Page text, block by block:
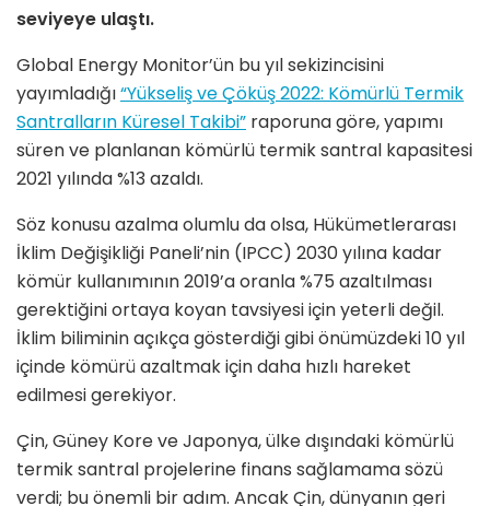
seviyeye ulaştı.
Global Energy Monitor’ün bu yıl sekizincisini
yayımladığı“Yükseliş ve Çöküş 2022: Kömürlü Termik
Santralların Küresel Takibi” raporuna göre, yapımı
süren ve planlanan kömürlü termik santral kapasitesi
2021 yılında %13 azaldı.
Söz konusu azalma olumlu da olsa, Hükümetlerarası
İklim Değişikliği Paneli’nin (IPCC) 2030 yılına kadar
kömür kullanımının 2019’a oranla %75 azaltılması
gerektiğini ortaya koyan tavsiyesi için yeterli değil.
İklim biliminin açıkça gösterdiği gibi önümüzdeki 10 yıl
içinde kömürü azaltmak için daha hızlı hareket
edilmesi gerekiyor.
Çin, Güney Kore ve Japonya, ülke dışındaki kömürlü
termik santral projelerine finans sağlamama sözü
verdi; bu önemli bir adım. Ancak Çin, dünyanın geri